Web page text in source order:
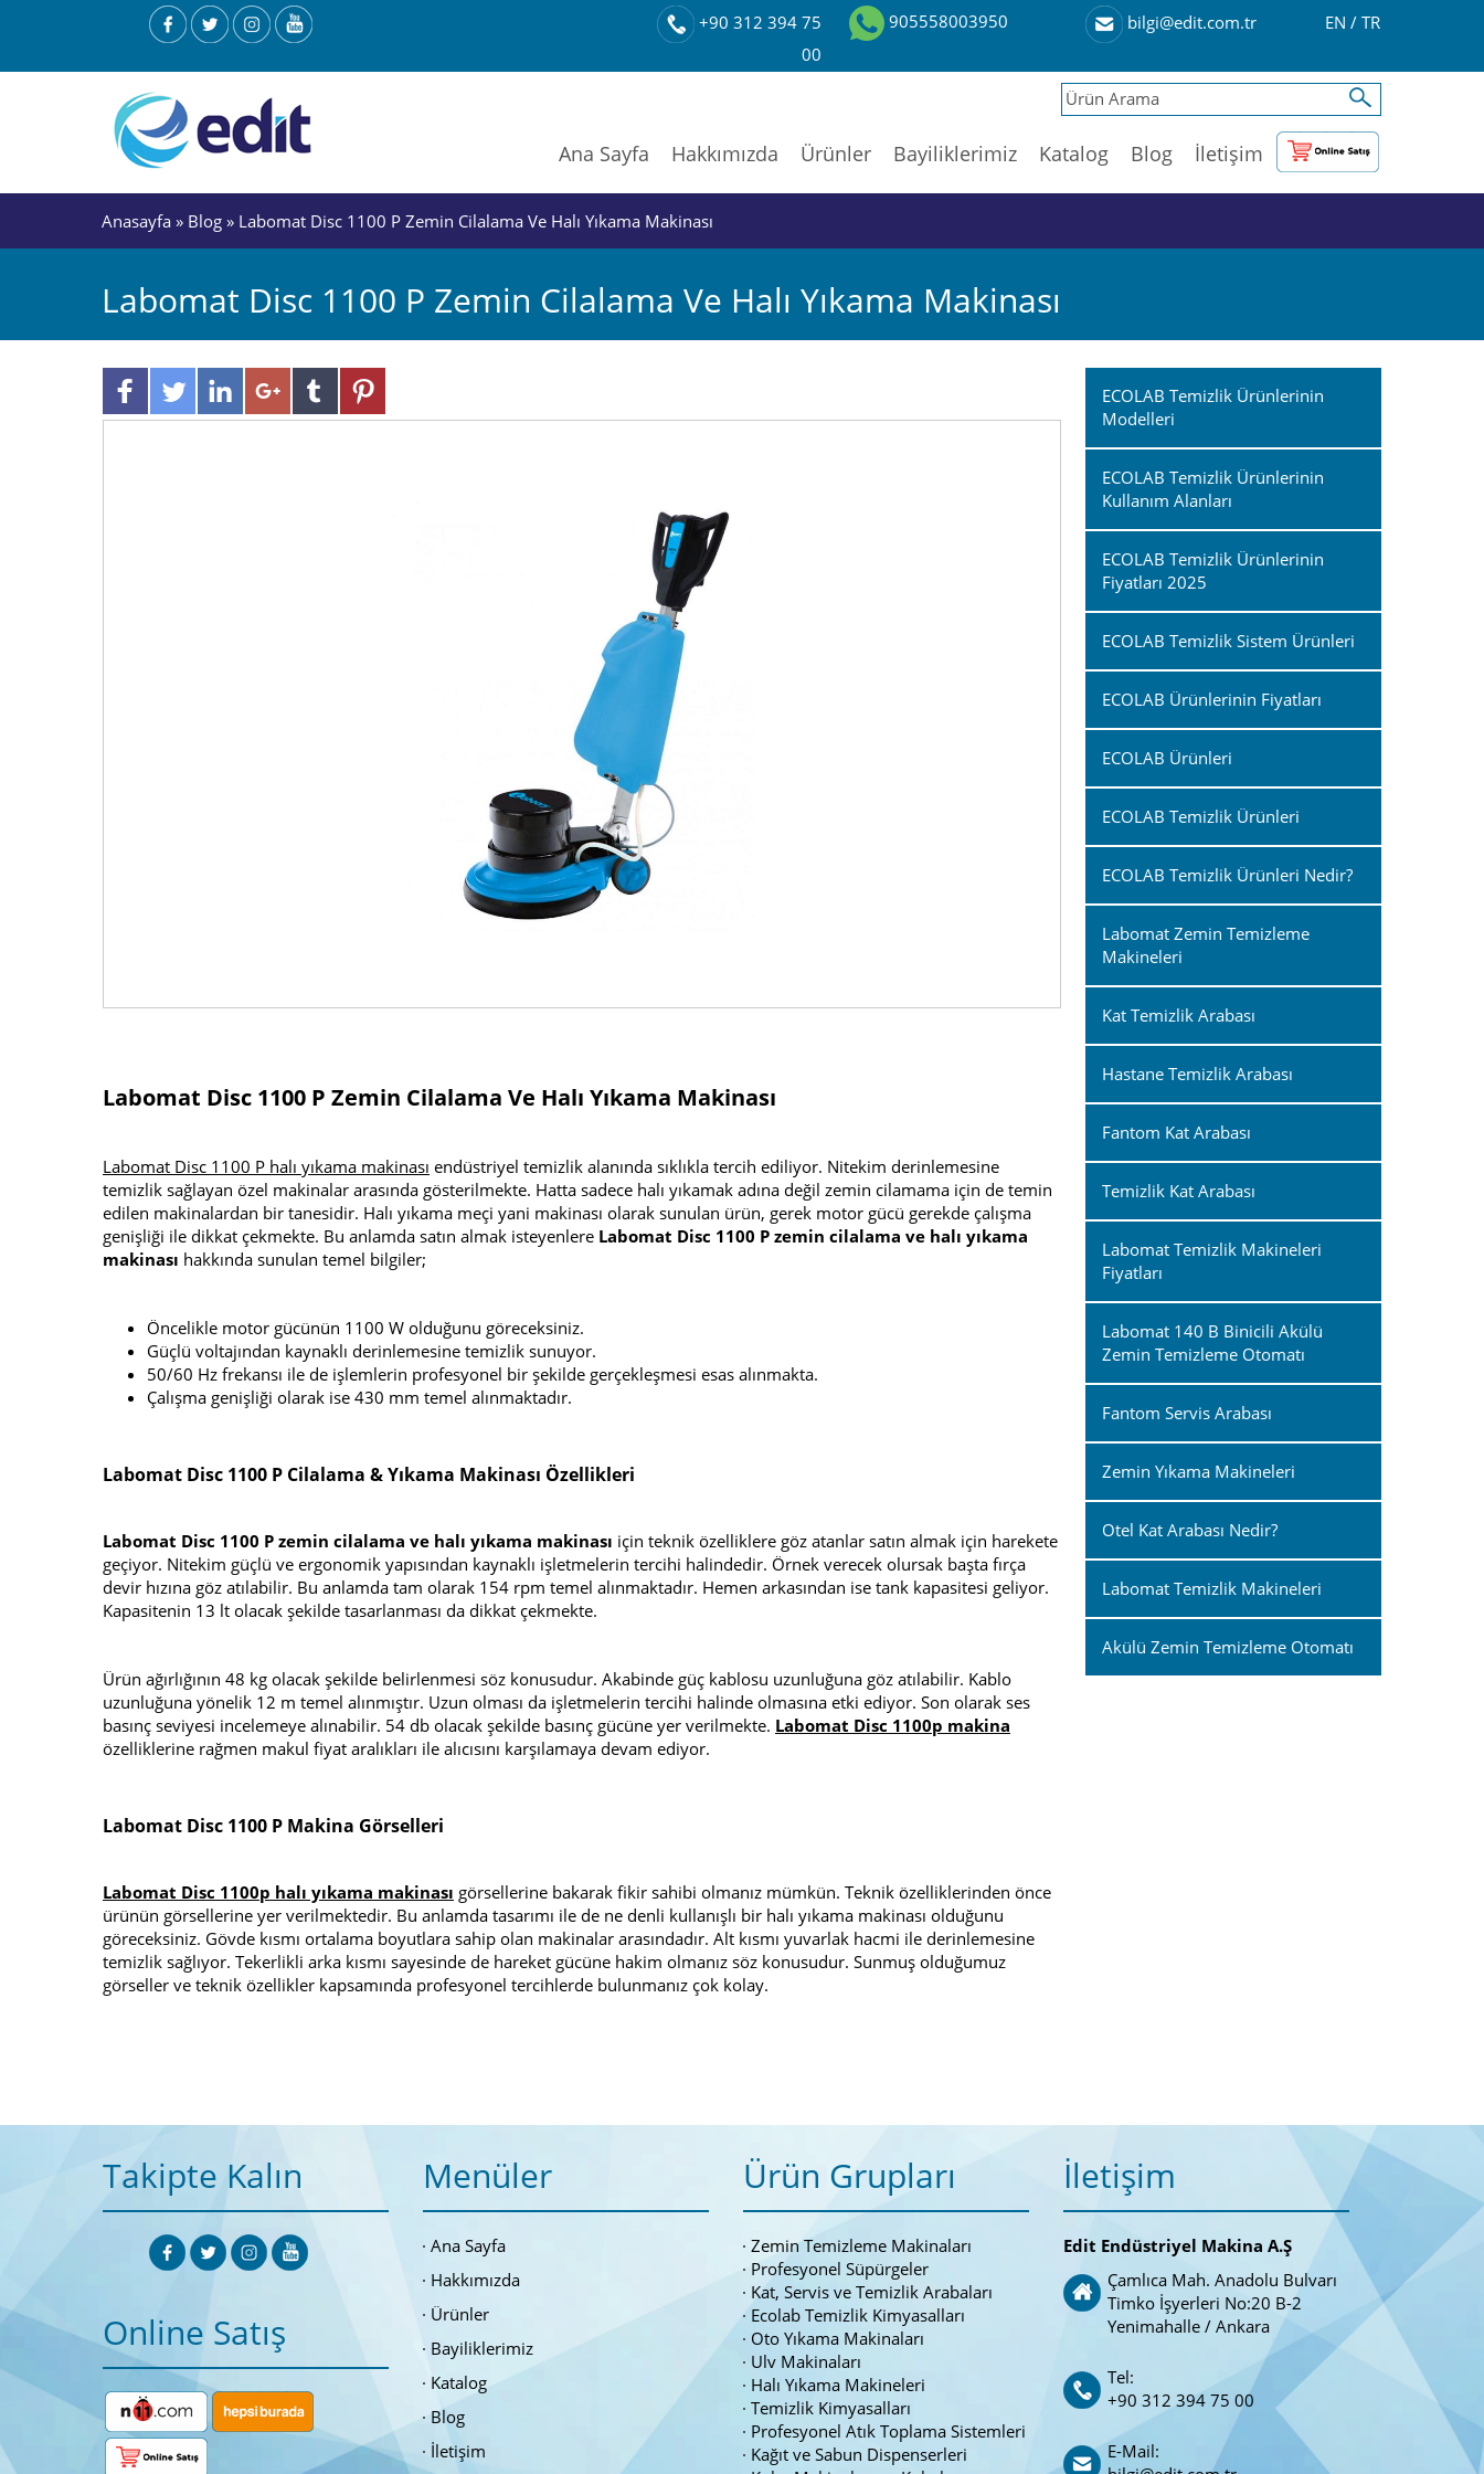
+90 312 394 75
00
905558003950 bilgi@edit.com.tr EN / TR
Ana Sayfa Hakkımızda Ürünler Bayiliklerimiz Katalog Blog İletişim
Anasayfa » Blog » Labomat Disc 1100 P Zemin Cilalama Ve Halı Yıkama Makinası
Labomat Disc 1100 P Zemin Cilalama Ve Halı Yıkama Makinası
Labomat Disc 1100 P Zemin Cilalama Ve Halı Yıkama Makinası
Labomat Disc 1100 P halı yıkama makinası endüstriyel temizlik alanında sıklıkla tercih ediliyor. Nitekim derinlemesine
temizlik sağlayan özel makinalar arasında gösterilmekte. Hatta sadece halı yıkamak adına değil zemin cilamama için de temin
edilen makinalardan bir tanesidir. Halı yıkama meçi yani makinası olarak sunulan ürün, gerek motor gücü gerekde çalışma
genişliği ile dikkat çekmekte. Bu anlamda satın almak isteyenlere Labomat Disc 1100 P zemin cilalama ve halı yıkama
makinası hakkında sunulan temel bilgiler;
Öncelikle motor gücünün 1100 W olduğunu göreceksiniz.
Güçlü voltajından kaynaklı derinlemesine temizlik sunuyor.
50/60 Hz frekansı ile de işlemlerin profesyonel bir şekilde gerçekleşmesi esas alınmakta.
Çalışma genişliği olarak ise 430 mm temel alınmaktadır.
Labomat Disc 1100 P Cilalama & Yıkama Makinası Özellikleri
Labomat Disc 1100 P zemin cilalama ve halı yıkama makinası için teknik özelliklere göz atanlar satın almak için harekete
geçiyor. Nitekim güçlü ve ergonomik yapısından kaynaklı işletmelerin tercihi halindedir. Örnek verecek olursak başta fırça
devir hızına göz atılabilir. Bu anlamda tam olarak 154 rpm temel alınmaktadır. Hemen arkasından ise tank kapasitesi geliyor.
Kapasitenin 13 lt olacak şekilde tasarlanması da dikkat çekmekte.
Ürün ağırlığının 48 kg olacak şekilde belirlenmesi söz konusudur. Akabinde güç kablosu uzunluğuna göz atılabilir. Kablo
uzunluğuna yönelik 12 m temel alınmıştır. Uzun olması da işletmelerin tercihi halinde olmasına etki ediyor. Son olarak ses
basınç seviyesi incelemeye alınabilir. 54 db olacak şekilde basınç gücüne yer verilmekte. Labomat Disc 1100p makina
özelliklerine rağmen makul fiyat aralıkları ile alıcısını karşılamaya devam ediyor.
Labomat Disc 1100 P Makina Görselleri
Labomat Disc 1100p halı yıkama makinası görsellerine bakarak fikir sahibi olmanız mümkün. Teknik özelliklerinden önce
ürünün görsellerine yer verilmektedir. Bu anlamda tasarımı ile de ne denli kullanışlı bir halı yıkama makinası olduğunu
göreceksiniz. Gövde kısmı ortalama boyutlara sahip olan makinalar arasındadır. Alt kısmı yuvarlak hacmi ile derinlemesine
temizlik sağlıyor. Tekerlikli arka kısmı sayesinde de hareket gücüne hakim olmanız söz konusudur. Sunmuş olduğumuz
görseller ve teknik özellikler kapsamında profesyonel tercihlerde bulunmanız çok kolay.
ECOLAB Temizlik Ürünlerinin
Modelleri
ECOLAB Temizlik Ürünlerinin
Kullanım Alanları
ECOLAB Temizlik Ürünlerinin
Fiyatları 2025
ECOLAB Temizlik Sistem Ürünleri
ECOLAB Ürünlerinin Fiyatları
ECOLAB Ürünleri
ECOLAB Temizlik Ürünleri
ECOLAB Temizlik Ürünleri Nedir?
Labomat Zemin Temizleme
Makineleri
Kat Temizlik Arabası
Hastane Temizlik Arabası
Fantom Kat Arabası
Temizlik Kat Arabası
Labomat Temizlik Makineleri
Fiyatları
Labomat 140 B Binicili Akülü
Zemin Temizleme Otomatı
Fantom Servis Arabası
Zemin Yıkama Makineleri
Otel Kat Arabası Nedir?
Labomat Temizlik Makineleri
Akülü Zemin Temizleme Otomatı
Takipte Kalın
Online Satış
Menüler
Ana Sayfa
Hakkımızda
Ürünler
Bayiliklerimiz
Katalog
Blog
İletişim
Ürün Grupları
Zemin Temizleme Makinaları
Profesyonel Süpürgeler
Kat, Servis ve Temizlik Arabaları
Ecolab Temizlik Kimyasalları
Oto Yıkama Makinaları
Ulv Makinaları
Halı Yıkama Makineleri
Temizlik Kimyasalları
Profesyonel Atık Toplama Sistemleri
Kağıt ve Sabun Dispenserleri
İletişim
Edit Endüstriyel Makina A.Ş
Çamlıca Mah. Anadolu Bulvarı
Timko İşyerleri No:20 B-2
Yenimahalle / Ankara
Tel:
+90 312 394 75 00
E-Mail: